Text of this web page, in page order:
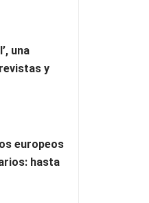
una
y
europeos
hasta